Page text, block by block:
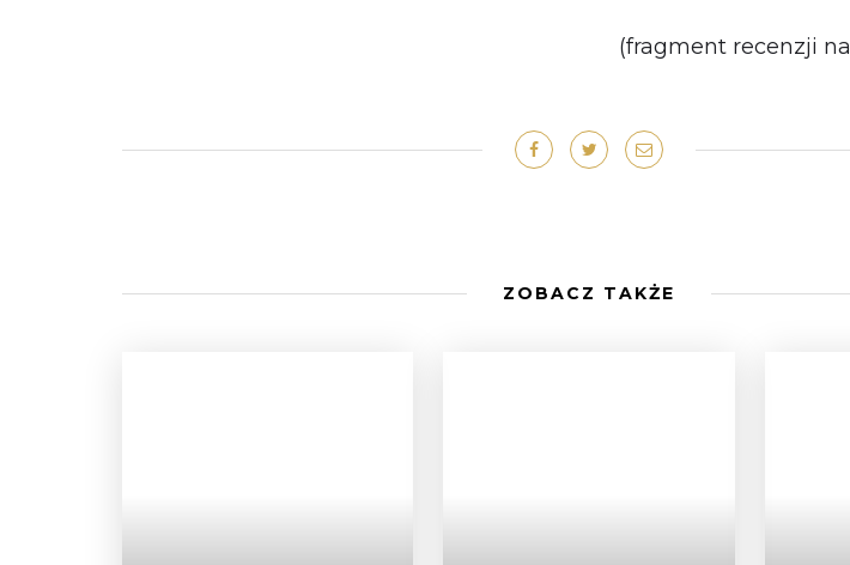
(fragment recenzji na
ZOBACZ TAKŻE